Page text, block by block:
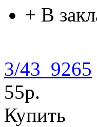
+ В
3/43_9265
55р.
Купить